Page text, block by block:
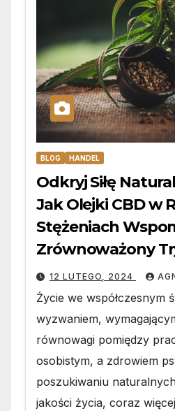
BLOG HANDEL
Odkryj Siłę
Jak Olejki CBD w
Stężeniach
Zrównoważony
12 LUTEGO, 2024
Życie we współczesnym
wyzwaniem,
równowagi pomiędzy
osobistym, a zdrowiem
poszukiwaniu
jakości życia, coraz